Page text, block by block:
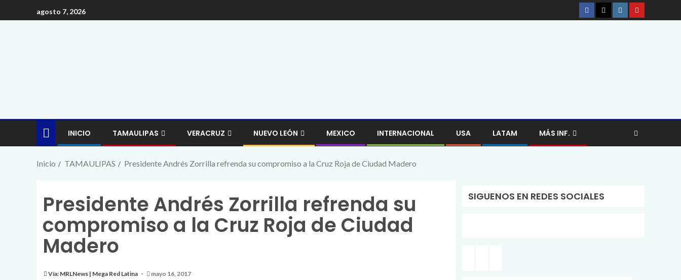
agosto 7, 2026
INICIO TAMAULIPAS VERACRUZ NUEVO LEÓN MEXICO INTERNACIONAL USA LATAM MÁS INF.
Inicio TAMAULIPAS Presidente Andrés Zorrilla refrenda su compromiso a la Cruz Roja de Ciudad Madero
Presidente Andrés Zorrilla refrenda su
compromiso a la Cruz Roja de Ciudad
Madero
Vía: MRLNews | Mega Red Latina mayo 16, 2017
SIGUENOS EN REDES SOCIALES